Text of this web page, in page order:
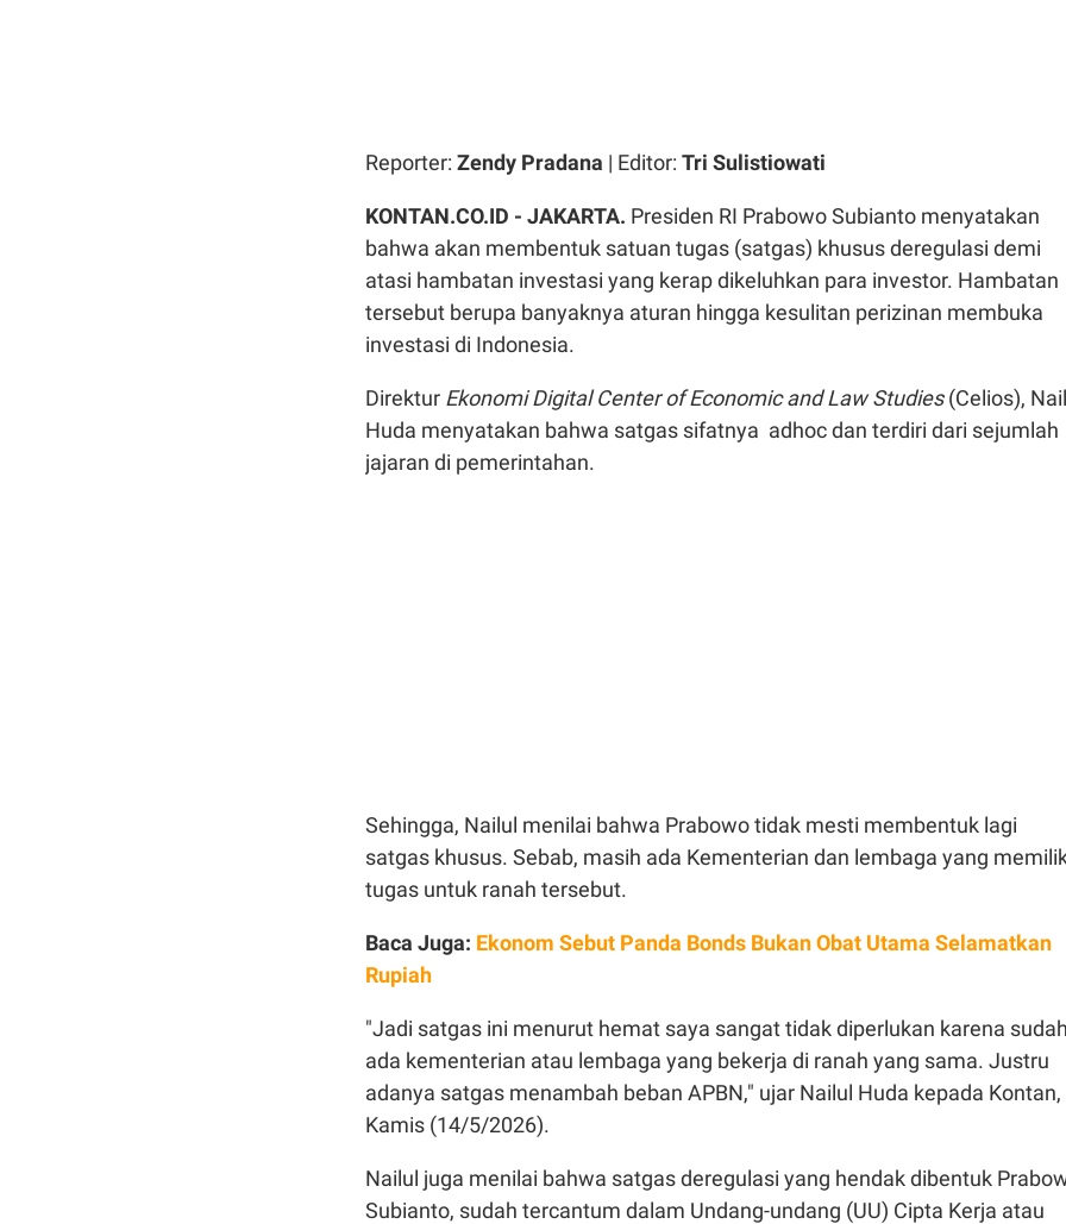
Reporter: Zendy Pradana | Editor: Tri Sulistiowati
KONTAN.CO.ID - JAKARTA. Presiden RI Prabowo Subianto menyatakan
bahwa akan membentuk satuan tugas (satgas) khusus deregulasi demi
atasi hambatan investasi yang kerap dikeluhkan para investor. Hambatan
tersebut berupa banyaknya aturan hingga kesulitan perizinan membuka
investasi di Indonesia.
Direktur Ekonomi Digital Center of Economic and Law Studies(Celios),
Huda menyatakan bahwa satgas sifatnya adhoc dan terdiri dari sejumlah
jajaran di pemerintahan.
Sehingga, Nailul menilai bahwa Prabowo tidak mesti membentuk lagi
satgas khusus. Sebab, masih ada Kementerian dan lembaga yang
tugas untuk ranah tersebut.
Baca Juga: Ekonom Sebut Panda Bonds Bukan Obat Utama Selamatkan
Rupiah
"Jadi satgas ini menurut hemat saya sangat tidak diperlukan karena sudah
ada kementerian atau lembaga yang bekerja di ranah yang sama. Justru
adanya satgas menambah beban APBN," ujar Nailul Huda kepada Kontan,
Kamis (14/5/2026).
Nailul juga menilai bahwa satgas deregulasi yang hendak dibentuk
Subianto, sudah tercantum dalam Undang-undang (UU) Cipta Kerja atau